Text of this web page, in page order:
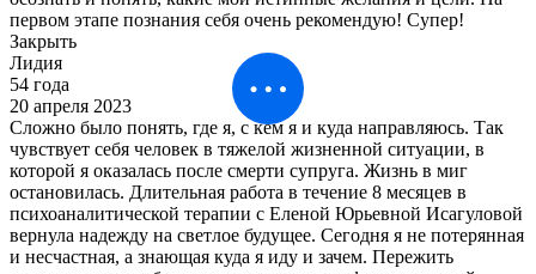
первом этапе познания себя очень рекомендую! Супер!
Закрыть
Лидия
54 года
20 апреля 2023
Сложно было понять, где я, с кем я и куда направляюсь. Так
чувствует себя человек в тяжелой жизненной ситуации, в
которой я оказалась после смерти супруга. Жизнь в миг
остановилась. Длительная работа в течение 8 месяцев в
психоаналитической терапии с Еленой Юрьевной Исагуловой
вернула надежду на светлое будущее. Сегодня я не потерянная
и несчастная, а знающая куда я иду и зачем. Пережить